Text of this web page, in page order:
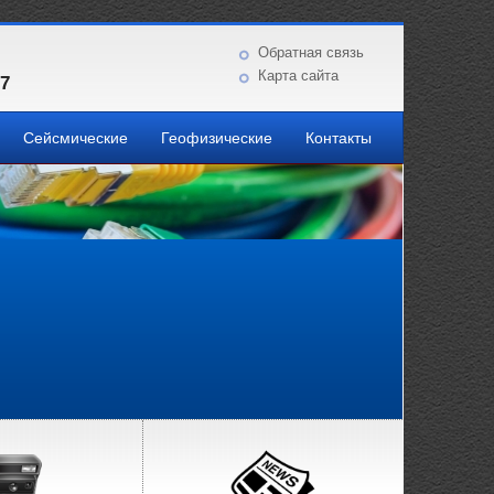
Обратная связь
Карта сайта
Сейсмические Геофизические Контакты